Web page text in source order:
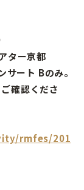
ター京都
ート Bのみ。
確認くださ
rmfes/201